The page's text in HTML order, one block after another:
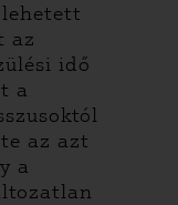
az
idő
a
az azt
a